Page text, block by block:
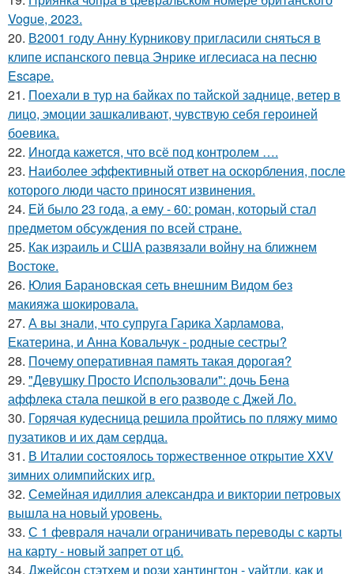
Vogue, 2023.
20. В2001 году Анну Курникову пригласили сняться в
клипе испанского певца Энрике иглесиаса на песню
Escape.
21. Поехали в тур на байках по тайской заднице, ветер в
лицо, эмоции зашкаливают, чувствую себя героиней
боевика.
22. Иногда кажется, что всё под контролем ….
23. Наиболее эффективный ответ на оскорбления, после
которого люди часто приносят извинения.
24. Ей было 23 года, а ему - 60: роман, который стал
предметом обсуждения по всей стране.
25. Как израиль и США развязали войну на ближнем
Востоке.
26. Юлия Барановская сеть внешним Видом без
макияжа шокировала.
27. А вы знали, что супруга Гарика Харламова,
Екатерина, и Анна Ковальчук - родные сестры?
28. Почему оперативная память такая дорогая?
29. "Девушку Просто Использовали": дочь Бена
аффлека стала пешкой в его разводе с Джей Ло.
30. Горячая кудесница решила пройтись по пляжу мимо
пузатиков и их дам сердца.
31. В Италии состоялось торжественное открытие XXV
зимних олимпийских игр.
32. Семейная идиллия александра и виктории петровых
вышла на новый уровень.
33. С 1 февраля начали ограничивать переводы с карты
на карту - новый запрет от цб.
34. Джейсон стэтхем и рози хантингтон - уайтли, как и